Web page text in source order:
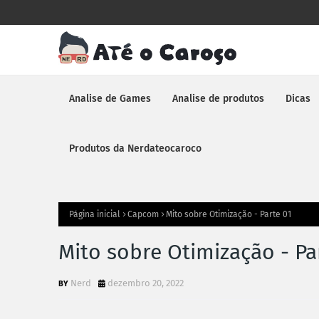
Analise de Games Analise de produtos Dicas
Produtos da Nerdateocaroco
Página inicial Capcom Mito sobre Otimização - Parte 01
Mito sobre Otimização -
Nerd dezembro 20, 2022